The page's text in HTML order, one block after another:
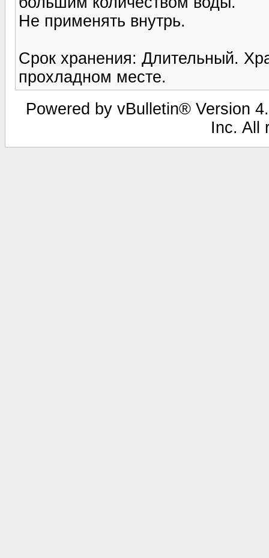
Не применять внутрь.
Срок хранения: Длительный.
прохладном месте.
Powered by vBulletin® Version
Inc. All